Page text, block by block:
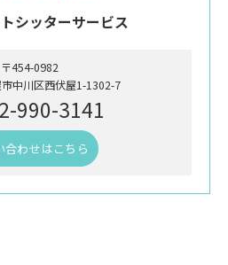
シッターサービス
〒454-0982
中川区西伏屋1-1302-7
990-3141
合わせはこちら